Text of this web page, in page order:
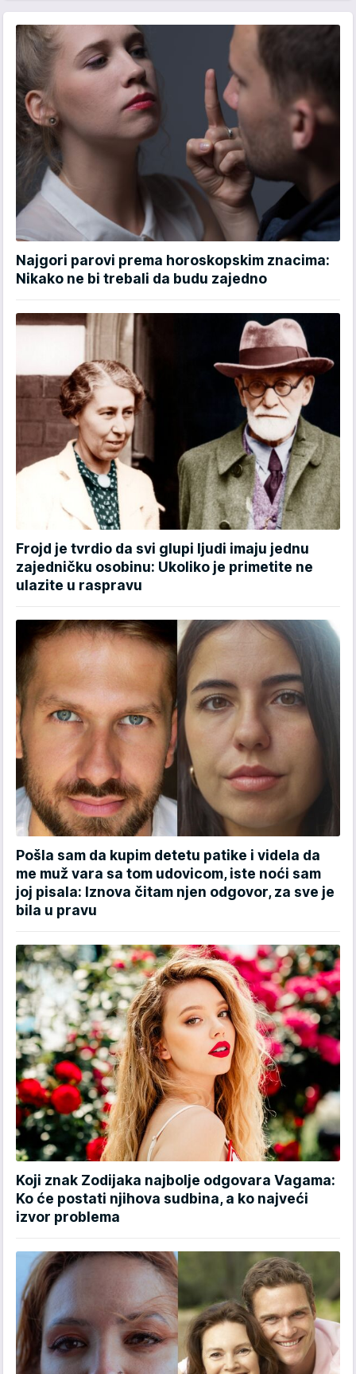
Najgori parovi prema horoskopskim znacima:
Nikako ne bi trebali da budu zajedno
Frojd je tvrdio da svi glupi ljudi imaju jednu
zajedničku osobinu: Ukoliko je primetite ne
ulazite u raspravu
Pošla sam da kupim detetu patike i videla da
me muž vara sa tom udovicom, iste noći sam
joj pisala: Iznova čitam njen odgovor, za sve je
bila u pravu
Koji znak Zodijaka najbolje odgovara Vagama:
Ko će postati njihova sudbina, a ko najveći
izvor problema